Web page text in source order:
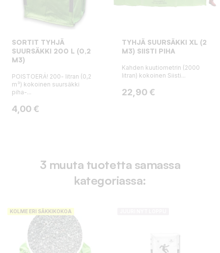
SORTIT TYHJÄ
SUURSÄKKI 200 L (0,2
M3)
POISTOERÄ! 200- litran (0,2
m³) kokoinen suursäkki
piha-...
Hinta
4,00 €
TYHJÄ SUURSÄKKI XL (2
M3) SIISTI PIHA
Kahden kuutiometrin (2000
litran) kokoinen Siisti...
Hinta
22,90 €
3 muuta tuotetta samassa
kategoriassa:
KOLME ERI SÄKKIKOKOA